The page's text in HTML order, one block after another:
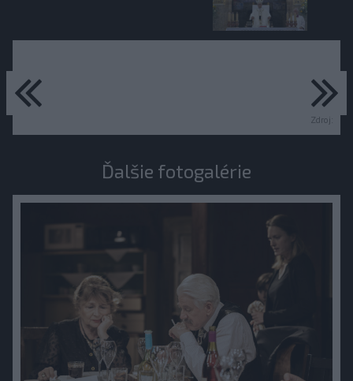
Zdroj:
predchádzajúce
Ďalšie fotogalérie